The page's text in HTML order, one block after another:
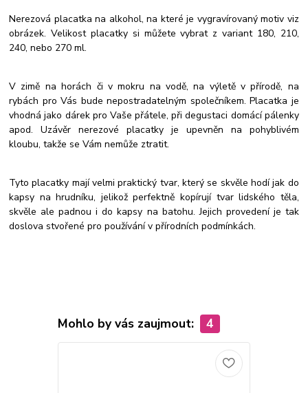
Nerezová placatka na alkohol, na které je vygravírovaný motiv viz
obrázek. Velikost placatky si můžete vybrat z variant 180, 210,
240, nebo 270 ml.
V zimě na horách či v mokru na vodě, na výletě v přírodě, na
rybách pro Vás bude nepostradatelným společníkem. Placatka je
vhodná jako dárek pro Vaše přátele, při degustaci domácí pálenky
apod. Uzávěr nerezové placatky je upevněn na pohyblivém
kloubu, takže se Vám nemůže ztratit.
Tyto placatky mají velmi praktický tvar, který se skvěle hodí jak do
kapsy na hrudníku, jelikož perfektně kopírují tvar lidského těla,
skvěle ale padnou i do kapsy na batohu. Jejich provedení je tak
doslova stvořené pro používání v přírodních podmínkách.
Mohlo by vás zaujmout: 4